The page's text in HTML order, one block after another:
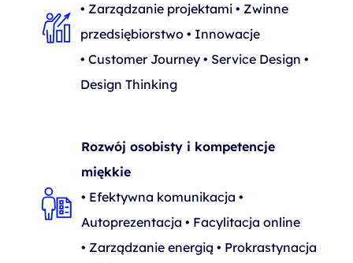
• Zarządzanie projektami • Zwinne
przedsiębiorstwo • Innowacje
• Customer Journey • Service Design •
Design Thinking
Rozwój osobisty i kompetencje
miękkie
• Efektywna komunikacja •
Autoprezentacja • Facylitacja online
• Zarządzanie energią • Prokrastynacja